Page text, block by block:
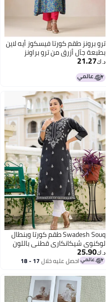
ترو برونز طقم كورتا فيسكوز أيه لاين
بطبعة جآل أزرق من ترو براونز
د.ك‏21.27
Swadesh Souq طقم كورتا وبنطال
لوكنوي شيكانكاري قطني باللون
الأسود
د.ك‏25.90
احصل عليه خلال 17 - 18